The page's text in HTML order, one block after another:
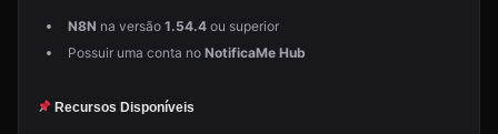
N8N na versão 1.54.4 ou superior
Possuir uma conta no NotificaMe Hub
Recursos Disponíveis